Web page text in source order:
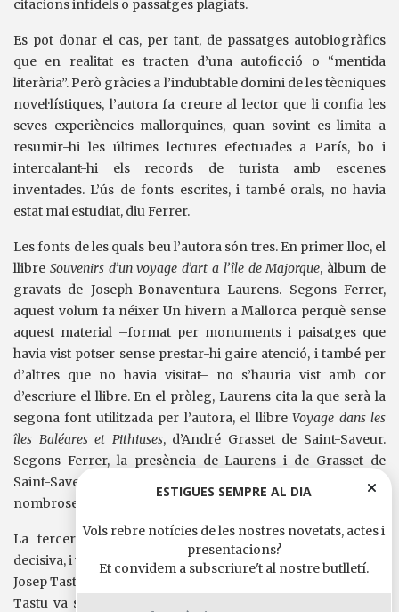
citacions infidels o passatges plagiats.
Es pot donar el cas, per tant, de passatges autobiogràfics
que en realitat es tracten d’una autoficció o “mentida
literària”. Però gràcies a l’indubtable domini de les tècniques
novel·lístiques, l’autora fa creure al lector que li confia les
seves experiències mallorquines, quan sovint es limita a
resumir-hi les últimes lectures efectuades a París, bo i
intercalant-hi els records de turista amb escenes
inventades. L’ús de fonts escrites, i també orals, no havia
estat mai estudiat, diu Ferrer.
Les fonts de les quals beu l’autora són tres. En primer lloc, el
llibre Souvenirs d’un voyage d’art a l’île de Majorque, àlbum de
gravats de Joseph-Bonaventura Laurens. Segons Ferrer,
aquest volum fa néixer Un hivern a Mallorca perquè sense
aquest material –format per monuments i paisatges que
havia vist potser sense prestar-hi gaire atenció, i també per
d’altres que no havia visitat– no s’hauria vist amb cor
d’escriure el llibre. En el pròleg, Laurens cita la que serà la
segona font utilitzada per l’autora, el llibreVoyage dans les
îles Baléares et Pithiuses, d’André Grasset de Saint-Saveur.
Segons Ferrer, la presència de Laurens i de Grasset de
Saint-Saveur en
queda patent en les
nombroses citacions copiades.
La tercera font és, segons Ferrer, la més important i
decisiva, i va ser personal. Correspon a l’ajut que li va prestar
Josep Tastu, erudit perpinyanès establert a París. La de
Tastu va ser una col·laboració tan decisiva que l’erudit bé
ESTIGUES SEMPRE AL DIA
Vols rebre notícies de les nostres novetats, actes i
presentacions?
Et convidem a subscriure't al nostre butlletí.